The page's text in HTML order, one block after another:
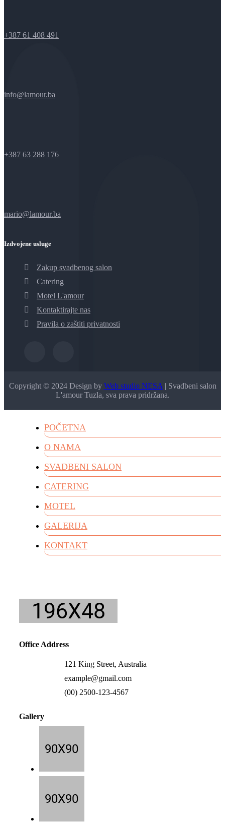
+387 61 408 491
info@lamour.ba
+387 63 288 176
mario@lamour.ba
Izdvojene usluge
Zakup svadbenog salon
Catering
Motel L'amour
Kontaktirajte nas
Pravila o zaštiti privatnosti
Copyright © 2024 Design by Web studio NESA | Svadbeni salon
L'amour Tuzla, sva prava pridržana.
POČETNA
O NAMA
SVADBENI SALON
CATERING
MOTEL
GALERIJA
KONTAKT
Office Address
121 King Street, Australia
example@gmail.com
(00) 2500-123-4567
Gallery